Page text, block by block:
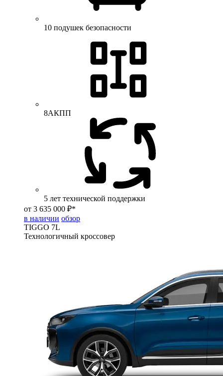
10 подушек безопасности
8АКПП
5 лет технической поддержки
от 3 635 000 ₽*
в наличии обзор
TIGGO 7L
Технологичный кроссовер